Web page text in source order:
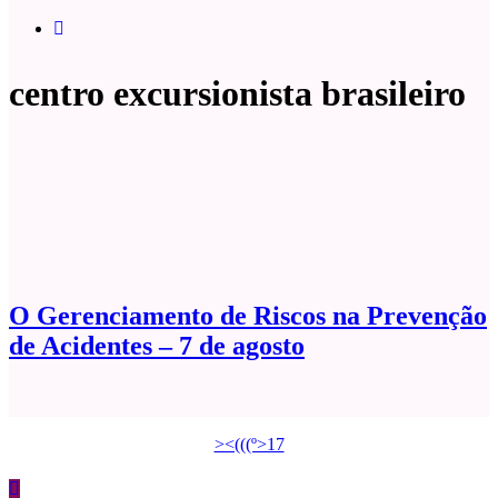
centro excursionista brasileiro
O Gerenciamento de Riscos na Prevenção
de Acidentes – 7 de agosto
><(((º>17